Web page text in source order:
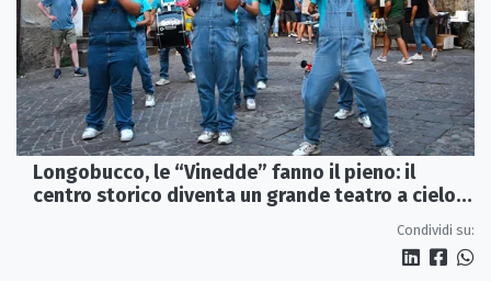
Longobucco, le “Vinedde” fanno il pieno: il
centro storico diventa un grande teatro a cielo
Condividi su: